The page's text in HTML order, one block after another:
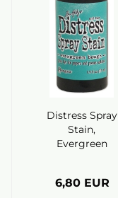
Distress Spray
Stain,
Evergreen
Holtz)
6,80 EUR